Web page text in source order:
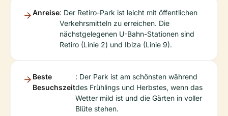
Anreise: Der Retiro-Park ist leicht mit öffentlichen
Verkehrsmitteln zu erreichen. Die
nächstgelegenen U-Bahn-Stationen sind
Retiro (Linie 2) und Ibiza (Linie 9).
Beste
Besuchszeit
: Der Park ist am schönsten während
des Frühlings und Herbstes, wenn das
Wetter mild ist und die Gärten in voller
Blüte stehen.